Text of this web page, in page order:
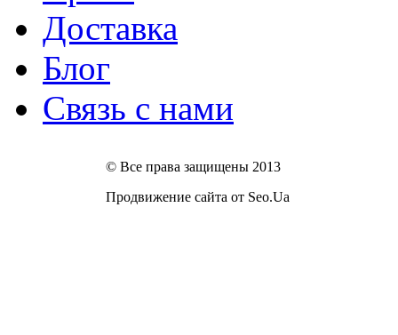
Доставка
Блог
Связь с нами
© Все права защищены 2013
Продвижение сайта от Seo.Ua